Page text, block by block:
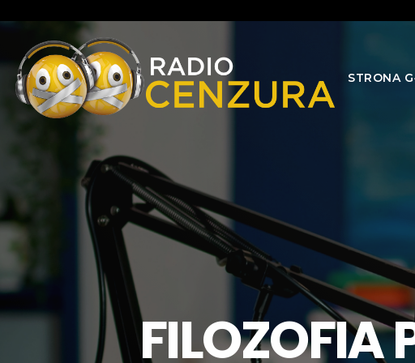
STRONA
FILOZOFIA